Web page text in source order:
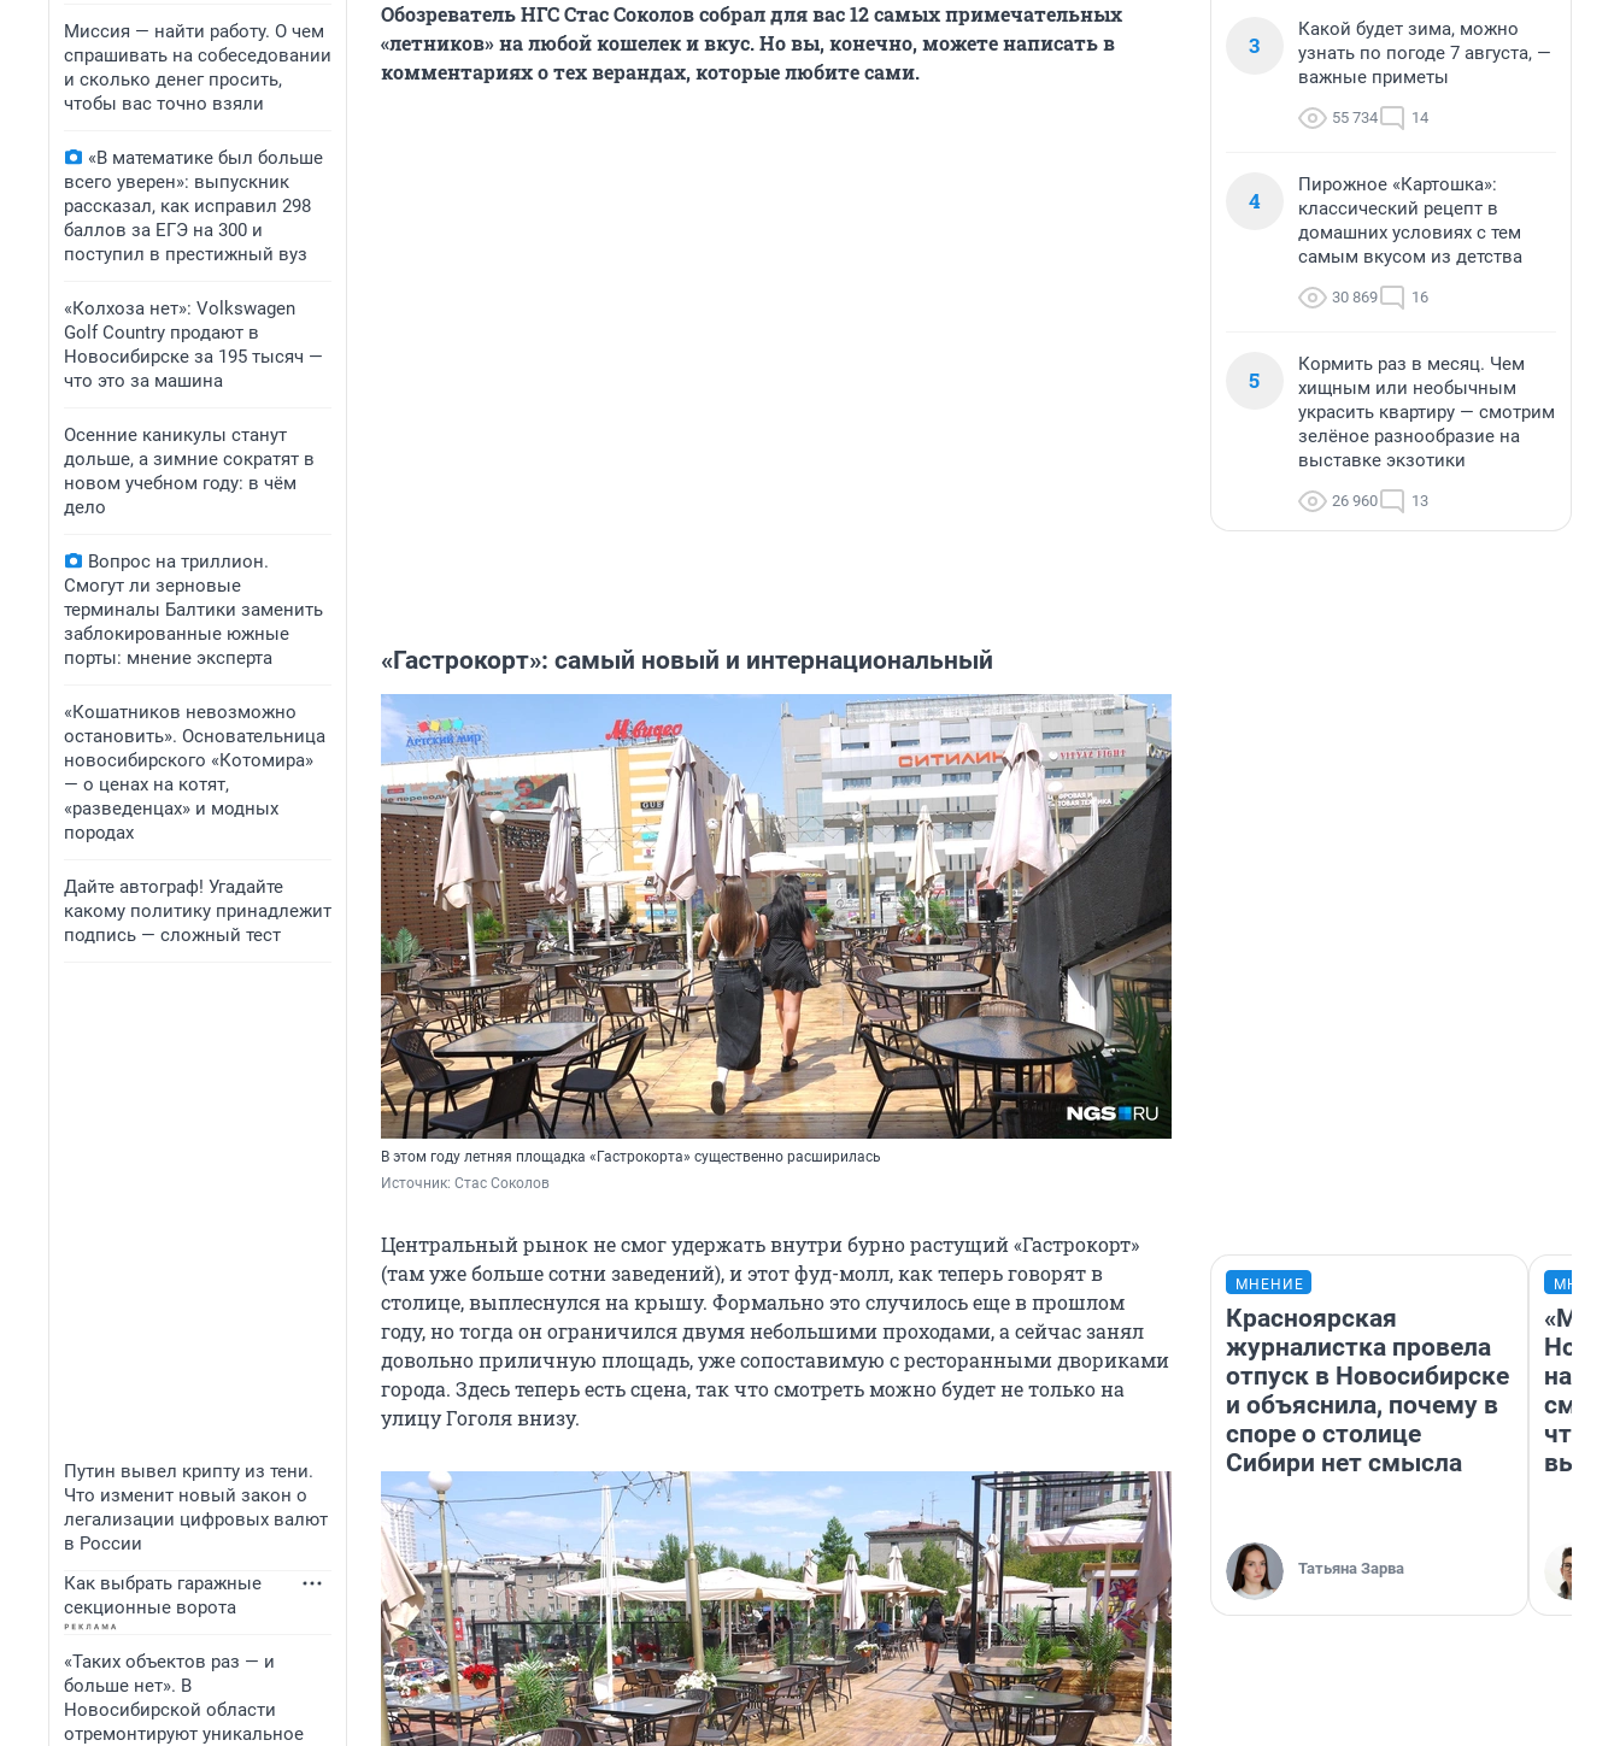
Миссия — найти работу. О чем
спрашивать на собеседовании
и сколько денег просить,
чтобы вас точно взяли
«В математике был больше
всего уверен»: выпускник
рассказал, как исправил 298
баллов за ЕГЭ на 300 и
поступил в престижный вуз
«Колхоза нет»: Volkswagen
Golf Сountry продают в
Новосибирске за 195 тысяч —
что это за машина
Осенние каникулы станут
дольше, а зимние сократят в
новом учебном году: в чём
дело
Вопрос на триллион.
Смогут ли зерновые
терминалы Балтики заменить
заблокированные южные
порты: мнение эксперта
«Кошатников невозможно
остановить». Основательница
новосибирского «Котомира»
— о ценах на котят,
«разведенцах» и модных
породах
Дайте автограф! Угадайте
какому политику принадлежит
подпись — сложный тест
Путин вывел крипту из тени.
Что изменит новый закон о
легализации цифровых валют
в России
Как выбрать гаражные
секционные ворота
«Таких объектов раз — и
больше нет». В
Новосибирской области
отремонтируют уникальное
Обозреватель НГС Стас Соколов собрал для вас 12 самых примечательных
«летников» на любой кошелек и вкус. Но вы, конечно, можете написатьв
комментарияхо тех верандах, которые любите сами.
«Гастрокорт»: самый новый и интернациональный
В этом году летняя площадка «Гастрокорта» существенно расширилась
Источник: Стас Соколов
Центральный рынок не смог удержать внутри бурно растущий «Гастрокорт»
(там уже больше сотни заведений), и этот фуд-молл, как теперь говорят в
столице, выплеснулся на крышу. Формально это случилось еще в прошлом
году, но тогда он ограничился двумя небольшими проходами, а сейчас занял
довольно приличную площадь, уже сопоставимую с ресторанными двориками
города. Здесь теперь есть сцена, так что смотреть можно будет не только на
улицу Гоголя внизу.
3
Какой будет зима, можно
узнать по погоде 7 августа, —
важные приметы
55 734 14
4
Пирожное «Картошка»:
классический рецепт в
домашних условиях с тем
самым вкусом из детства
30 869 16
5
Кормить раз в месяц. Чем
хищным или необычным
украсить квартиру — смотрим
зелёное разнообразие на
выставке экзотики
26 960 13
МНЕНИЕ
Красноярская
журналистка провела
отпуск в Новосибирске
и объяснила, почему в
споре о столице
Сибири нет смысла
Татьяна Зарва
«Мы